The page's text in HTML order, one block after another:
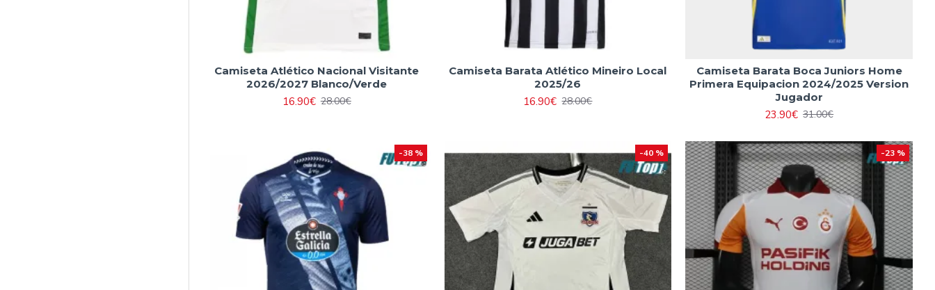
Camiseta Atlético Nacional Visitante
2026/2027 Blanco/Verde
16.90€ 28.00€
Camiseta Barata Atlético Mineiro Local
2025/26
16.90€ 28.00€
Camiseta Barata Boca Juniors Home
Primera Equipacion 2024/2025 Version
Jugador
23.90€ 31.00€
-38 % -40 % -23 %